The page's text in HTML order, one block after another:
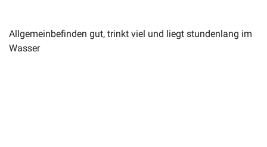
Allgemeinbefinden gut, trinkt viel und liegt stundenlang im
Wasser